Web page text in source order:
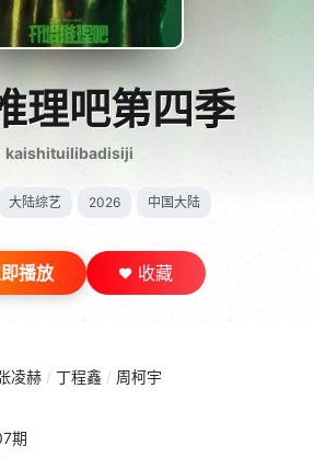
理吧第四季
kaishituilibadisiji
大陆综艺 2026 中国大陆
播放 收藏
凌赫 / 丁程鑫 / 周柯宇
期